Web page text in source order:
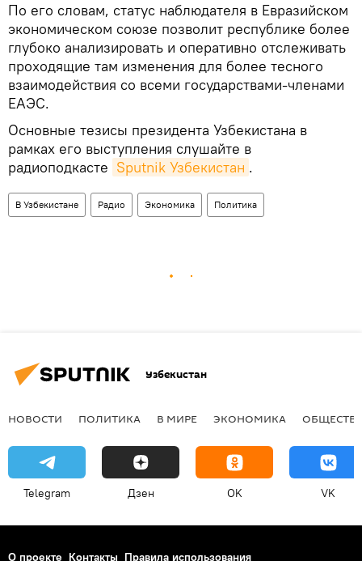
По его словам, статус наблюдателя в Евразийском
экономическом союзе позволит республике более
глубоко анализировать и оперативно отслеживать
проходящие там изменения для более тесного
взаимодействия со всеми государствами-членами
ЕАЭС.
Основные тезисы президента Узбекистана в
рамках его выступления слушайте в
радиоподкасте Sputnik Узбекистан .
В Узбекистане Радио Экономика Политика
Узбекистан
НОВОСТИ ПОЛИТИКА В МИРЕ ЭКОНОМИКА
Telegram Дзен OK VK
О проекте Контакты Правила использования